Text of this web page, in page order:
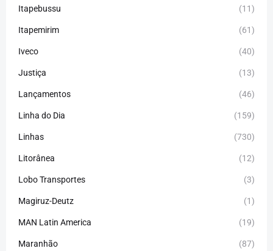
Itapebussu (11)
Itapemirim (61)
Iveco (40)
Justiça (13)
Lançamentos (46)
Linha do Dia (159)
Linhas (730)
Litorânea (12)
Lobo Transportes (3)
Magiruz-Deutz (1)
MAN Latin America (19)
Maranhão (87)